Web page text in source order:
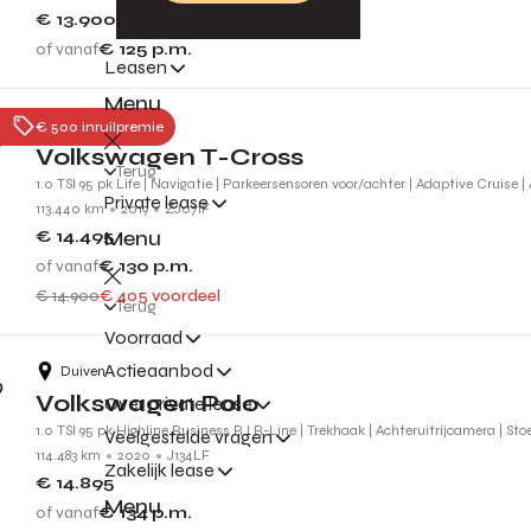
Leasen
Menu
Terug
Private lease
Menu
Terug
Voorraad
Actieaanbod
Over private lease
Veelgestelde vragen
Zakelijk lease
Menu
€ 13.900
of vanaf€ 125 p.m.
€ 500 inruilpremie
Nijmegen
Volkswagen T-Cross
1.0 TSI 95 pk Life | Navigatie | Parkeersensoren voor/achter | Adaptive Cruise
113.440 km
2019 ZJ071F
€ 14.495
of vanaf€ 130 p.m.
€ 14.900€ 405 voordeel
Duiven
Volkswagen Polo
1.0 TSI 95 pk Highline Business R l R-Line | Trekhaak | Achteruitrijcamera |
114.483 km
2020 J134LF
€ 14.895
of vanaf€ 134p.m.